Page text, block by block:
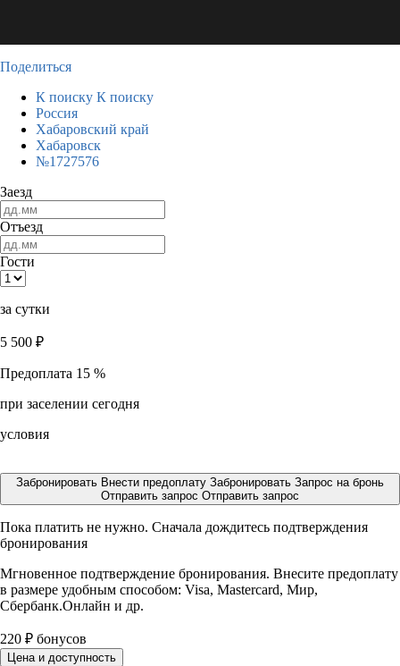
Поделиться
К поиску К поиску
Россия
Хабаровский край
Хабаровск
№1727576
Заезд
Отъезд
Гости
за сутки
5 500 ₽
Предоплата 15 %
при заселении сегодня
условия
Забронировать Внести предоплату Забронировать Запрос на бронь
Отправить запрос Отправить запрос
Пока платить не нужно. Сначала дождитесь подтверждения
бронирования
Мгновенное подтверждение бронирования. Внесите предоплату
в размере удобным способом: Visa, Mastercard, Мир,
Сбербанк.Онлайн и др.
220 ₽ бонусов
Цена и доступность